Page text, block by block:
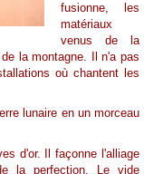
fusionne, les
matériaux
venus de la
la montagne. Il n'a pas
où chantent les
lunaire en un morceau
d'or. Il façonne l'alliage
la perfection. Le vide